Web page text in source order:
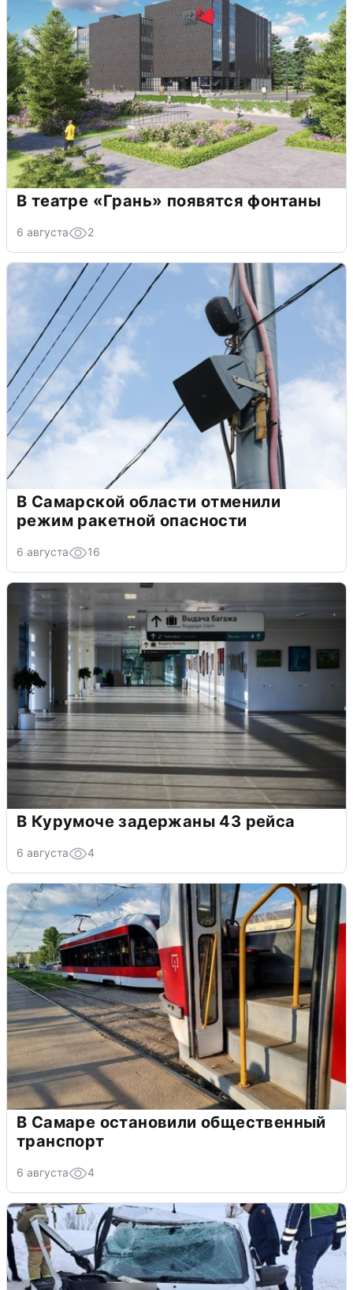
В театре «Грань» появятся фонтаны
6 августа 2
В Самарской области отменили
режим ракетной опасности
6 августа 16
В Курумоче задержаны 43 рейса
6 августа 4
В Самаре остановили общественный
транспорт
6 августа 4